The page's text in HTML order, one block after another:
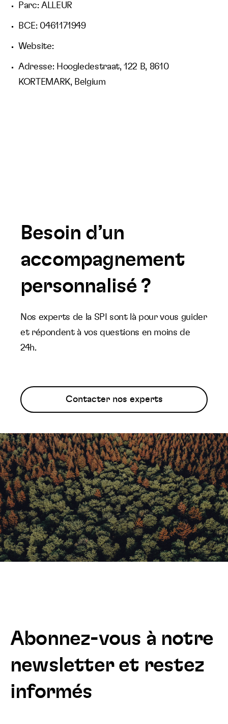
Parc: ALLEUR
BCE: 0461171949
Website:
Adresse: Hoogledestraat, 122 B, 8610
KORTEMARK, Belgium
Besoin d’un
accompagnement
personnalisé ?
Nos experts de la SPI sont là pour vous guider
et répondent à vos questions en moins de
24h.
Contacter nos experts
Abonnez-vous à notre
newsletter et restez
informés